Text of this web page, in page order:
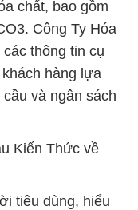
chất, bao gồm
Công Ty Hóa
thông tin cụ
hàng lựa
và ngân sách
Kiến Thức về
tiêu dùng, hiểu